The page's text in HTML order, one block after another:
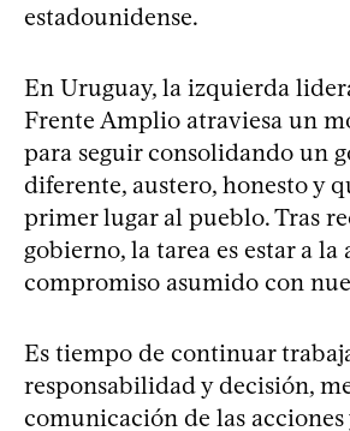
estadounidense.
En Uruguay, la izquierda
Frente Amplio atraviesa un
para seguir consolidando un
diferente, austero, honesto y
primer lugar al pueblo. Tras
gobierno, la tarea es estar a
compromiso asumido con
Es tiempo de continuar
responsabilidad y decisión,
comunicación de las